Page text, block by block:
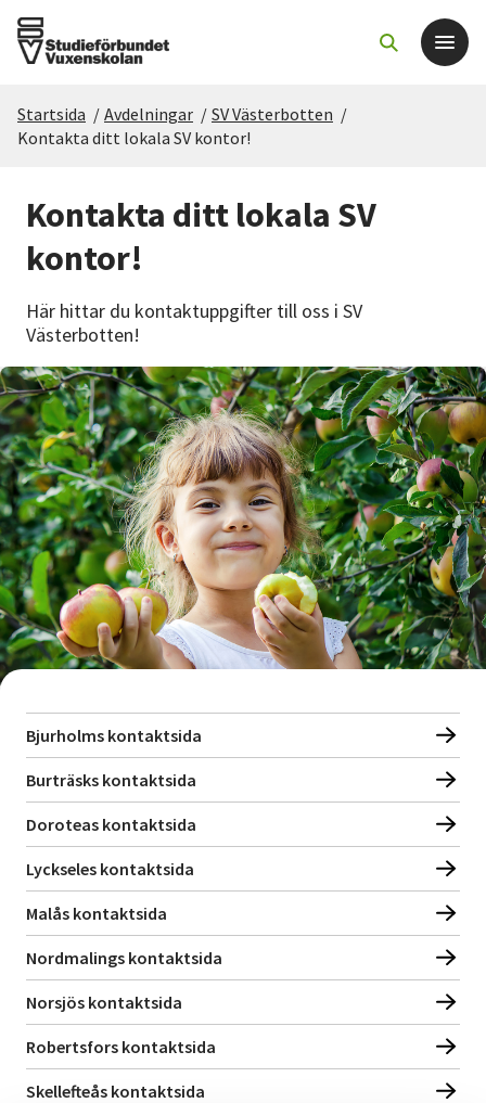
Det här gör vi
För dig som
Sök kurser och evenemang
Om SV
Starta studiecirkel
Cirkelledare
Nyheter
Avdelningar
Lyssna
Startsida / Avdelningar / SV Västerbotten /
Kontakta ditt lokala SV kontor!
Kontakta ditt lokala SV
kontor!
Här hittar du kontaktuppgifter till oss i SV
Västerbotten!
Bjurholms kontaktsida
Burträsks kontaktsida
Doroteas kontaktsida
Lyckseles kontaktsida
Malås kontaktsida
Nordmalings kontaktsida
Norsjös kontaktsida
Robertsfors kontaktsida
Skellefteås kontaktsida